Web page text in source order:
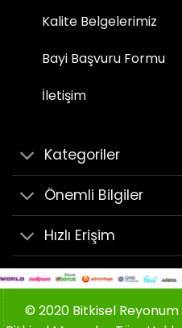
Kalite Belgelerimiz
Bayi Başvuru Formu
İletişim
Kategoriler
Önemli Bilgiler
Hızlı Erişim
© 2020 Bitkisel